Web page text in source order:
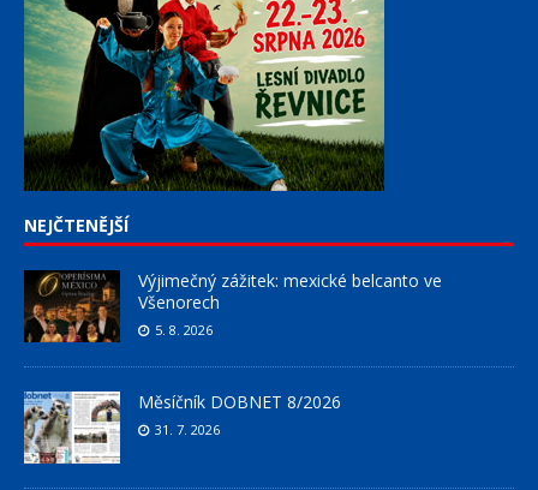
NEJČTENĚJŠÍ
Výjimečný zážitek: mexické belcanto ve
Všenorech
5. 8. 2026
Měsíčník DOBNET 8/2026
31. 7. 2026